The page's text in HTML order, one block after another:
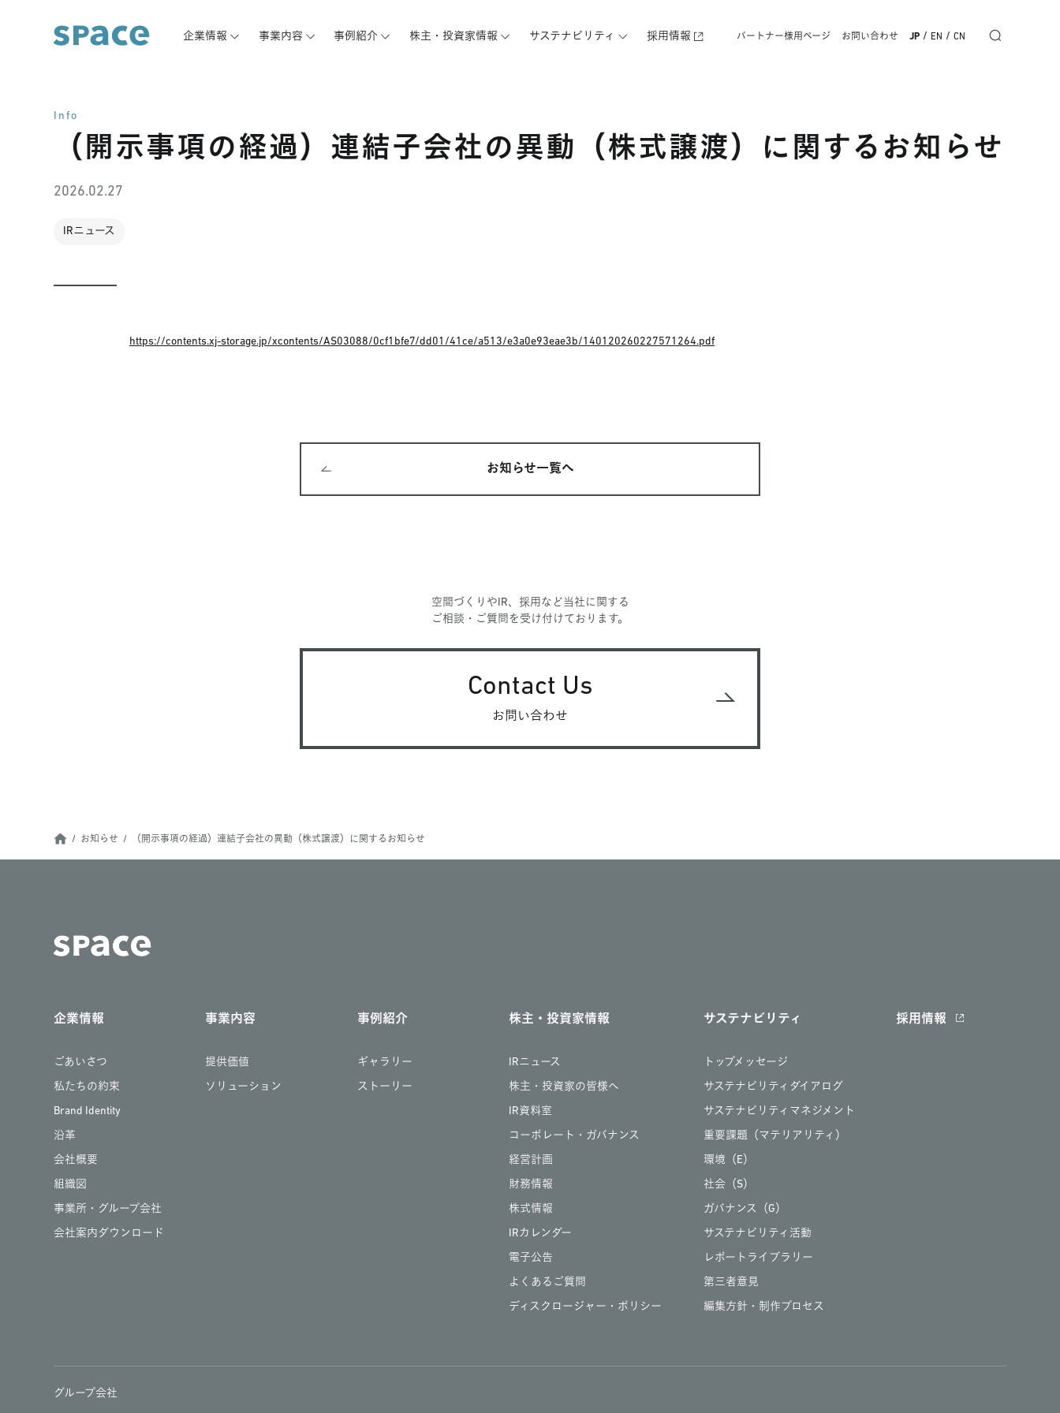
企業情報 事業内容 事例紹介 株主・投資家情報 サステナビリティ 採用情報 パートナー様用ページ お問い合わせ JP / EN / CN
Info
（開示事項の経過）連結子会社の異動（株式譲渡）に関するお知らせ
2026.02.27
IRニュース
https://contents.xj-storage.jp/xcontents/AS03088/0cf1bfe7/dd01/41ce/a513/e3a0e93eae3b/140120260227571264.pdf
お知らせ一覧へ
空間づくりやIR、採用など当社に関する
ご相談・ご質問を受け付けております。
Contact Us
お問い合わせ
お知らせ （開示事項の経過）連結子会社の異動（株式譲渡）に関するお知らせ
企業情報
ごあいさつ
私たちの約束
Brand Identity
沿革
会社概要
組織図
事業所・グループ会社
会社案内ダウンロード
事業内容
提供価値
ソリューション
事例紹介
ギャラリー
ストーリー
株主・投資家情報
IRニュース
株主・投資家の皆様へ
IR資料室
コーポレート・ガバナンス
経営計画
財務情報
株式情報
IRカレンダー
電子公告
よくあるご質問
ディスクロージャー・ポリシー
サステナビリティ
トップメッセージ
サステナビリティダイアログ
サステナビリティマネジメント
重要課題（マテリアリティ）
環境（E）
社会（S）
ガバナンス（G）
サステナビリティ活動
レポートライブラリー
第三者意見
編集方針・制作プロセス
採用情報
グループ会社